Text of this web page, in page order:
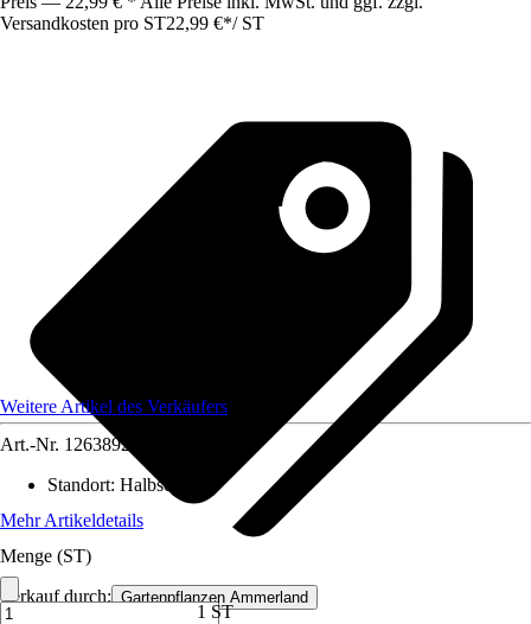
Versandkosten pro ST22,99 €*/ ST
Verkauf durch: Gartenpflanzen Ammerland
Weitere Artikel des Verkäufers
Art.-Nr. 12638923
Standort: Halbschatten
Mehr Artikeldetails
Menge (ST)
1 ST